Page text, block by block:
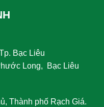
Bạc Liêu
Long, Bạc Liêu
Thành phố Rạch Giá.